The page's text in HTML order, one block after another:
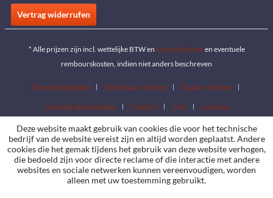
Vertrag widerrufen
* Alle prijzen zijn incl. wettelijke BTW en verzendkosten en eventuele
rembourskosten, indien niet anders beschreven
Downloadgebied Handelaar zoeken
Dealer worden
Catalogi downloaden
Contact Jobs Locaties
Deze website maakt gebruik van cookies die voor het technische
bedrijf van de website vereist zijn en altijd worden geplaatst. Andere
cookies die het gemak tijdens het gebruik van deze website verhogen,
die bedoeld zijn voor directe reclame of die interactie met andere
websites en sociale netwerken kunnen vereenvoudigen, worden
alleen met uw toestemming gebruikt.